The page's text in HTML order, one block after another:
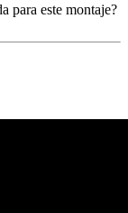
para este montaje?